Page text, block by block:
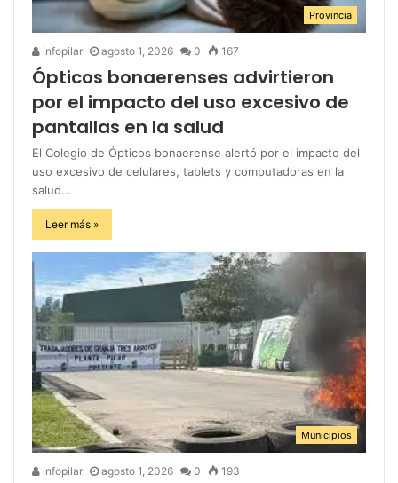
Provincia
infopilar agosto 1, 2026 0 167
Ópticos bonaerenses advirtieron
por el impacto del uso excesivo de
pantallas en la salud
El Colegio de Ópticos bonaerense alertó por el impacto del
uso excesivo de celulares, tablets y computadoras en la
salud…
Leer más »
Municipios
infopilar agosto 1, 2026 0 193